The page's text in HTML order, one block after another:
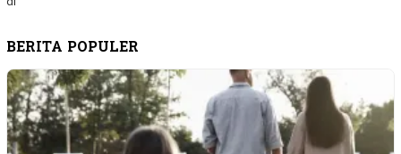
BERITA POPULER